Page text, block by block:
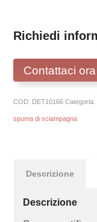
Richiedi
Contattaci ora
COD: DET10166 Categoria:
spuma di sciampagna
Descrizione
Descrizione